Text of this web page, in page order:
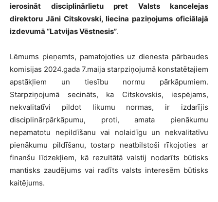
ierosināt disciplinārlietu pret Valsts kancelejas
direktoru Jāni Citskovski, liecina paziņojums oficiālajā
izdevumā “Latvijas Vēstnesis”.
Lēmums pieņemts, pamatojoties uz dienesta pārbaudes
komisijas 2024.gada 7.maija starpziņojumā konstatētajiem
apstākļiem un tiesību normu pārkāpumiem.
Starpziņojumā secināts, ka Citskovskis, iespējams,
nekvalitatīvi pildot likumu normas, ir izdarījis
disciplinārpārkāpumu, proti, amata pienākumu
nepamatotu nepildīšanu vai nolaidīgu un nekvalitatīvu
pienākumu pildīšanu, tostarp neatbilstoši rīkojoties ar
finanšu līdzekļiem, kā rezultātā valstij nodarīts būtisks
mantisks zaudējums vai radīts valsts interesēm būtisks
kaitējums.